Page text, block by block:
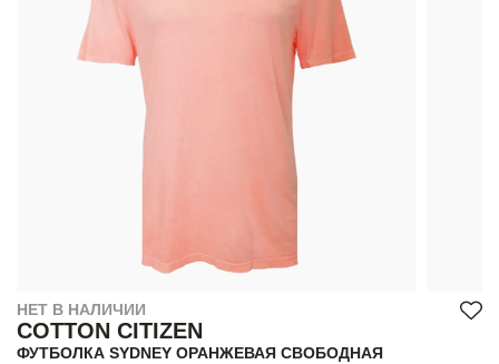
НЕТ В НАЛИЧИИ
COTTON CITIZEN
ФУТБОЛКА SYDNEY ОРАНЖЕВАЯ СВОБОДНАЯ